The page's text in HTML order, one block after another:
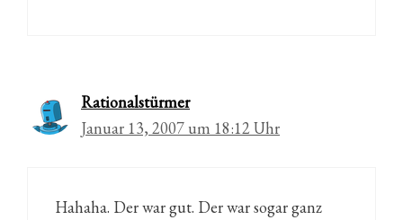
Rationalstürmer
Januar 13, 2007 um 18:12 Uhr
Hahaha. Der war gut. Der war sogar ganz